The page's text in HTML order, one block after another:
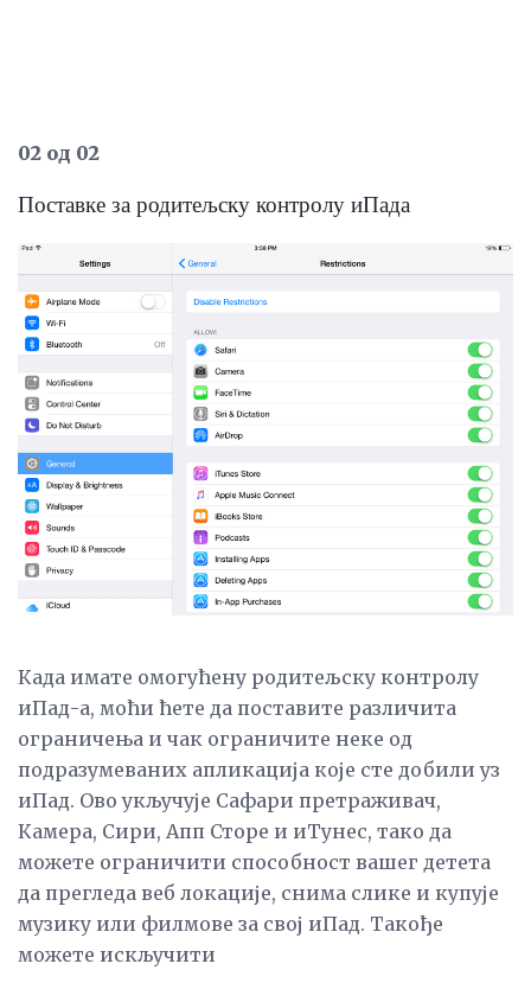
02 од 02
Поставке за родитељску контролу иПада
Када имате омогућену родитељску контролу
иПад-а, моћи ћете да поставите различита
ограничења и чак ограничите неке од
подразумеваних апликација које сте добили уз
иПад. Ово укључује Сафари претраживач,
Камера, Сири, Апп Сторе и иТунес, тако да
можете ограничити способност вашег детета
да прегледа веб локације, снима слике и купује
музику или филмове за свој иПад. Такође
можете искључити